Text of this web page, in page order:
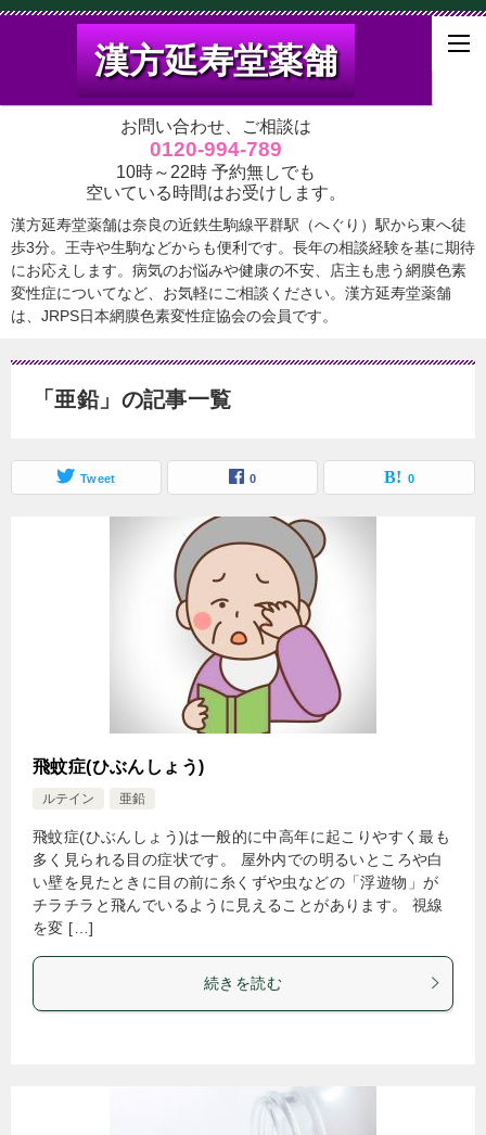
漢方延寿堂薬舗
お問い合わせ、ご相談は
0120-994-789
10時～22時 予約無しでも
空いている時間はお受けします。
漢方延寿堂薬舗は奈良の近鉄生駒線平群駅（へぐり）駅から東へ徒
歩3分。王寺や生駒などからも便利です。長年の相談経験を基に期待
にお応えします。病気のお悩みや健康の不安、店主も患う網膜色素
変性症についてなど、お気軽にご相談ください。漢方延寿堂薬舗
は、JRPS日本網膜色素変性症協会の会員です。
「亜鉛」の記事一覧
Tweet 0 0
飛蚊症(ひぶんしょう)
ルテイン 亜鉛
飛蚊症(ひぶんしょう)は一般的に中高年に起こりやすく最も
多く見られる目の症状です。 屋外内での明るいところや白
い壁を見たときに目の前に糸くずや虫などの「浮遊物」が
チラチラと飛んでいるように見えることがあります。 視線
を変 […]
続きを読む